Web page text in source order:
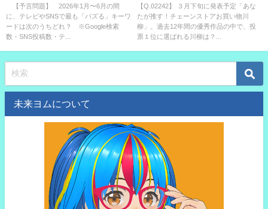
【予言問題】 2026年1月〜6月の間
に、テレビやSNSで最も「バズる」キーワ
ードは次のうちどれ？ ※Google検索
数・SNS投稿数・テ...
トアお買い物川柳」。過去12年
間の優秀作品の中で、投票１位
に選ばれる川柳は？
【Q.02242】 ３月下旬に発表予定「あな
たが推す！チェーンストアお買い物川
柳」。過去12年間の優秀作品の中で、投
票１位に選ばれる川柳は？...
未来ヨムについて